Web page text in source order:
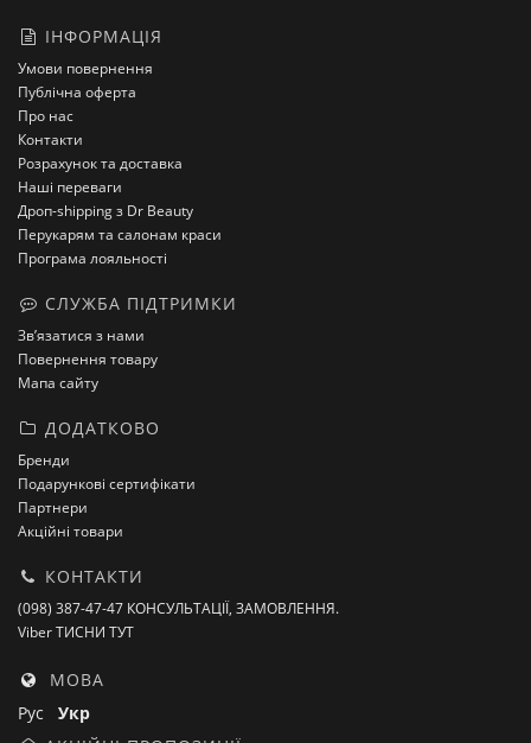
ІНФОРМАЦІЯ
Умови повернення
Публічна оферта
Про нас
Контакти
Розрахунок та доставка
Наші переваги
Дроп-shipping з Dr Beauty
Перукарям та салонам краси
Програма лояльності
СЛУЖБА ПІДТРИМКИ
Зв’язатися з нами
Повернення товару
Мапа сайту
ДОДАТКОВО
Бренди
Подарункові сертифікати
Партнери
Акційні товари
КОНТАКТИ
(098) 387-47-47 КОНСУЛЬТАЦІЇ, ЗАМОВЛЕННЯ.
Viber ТИСНИ ТУТ
МОВА
Рус Укр